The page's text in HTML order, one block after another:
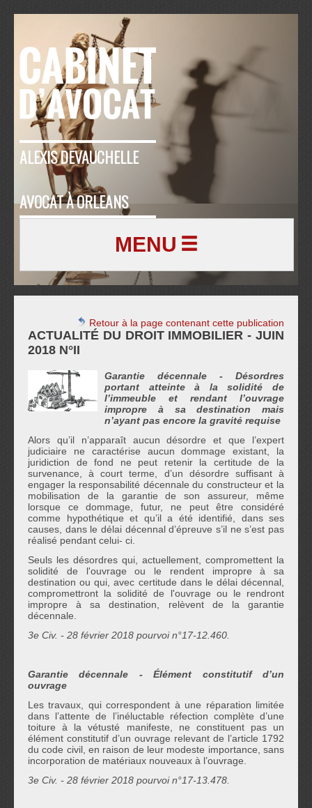
ALEXIS DEVAUCHELLE
AVOCAT À ORLEANS
MENU
Retour à la page contenant cette publication
ACTUALITÉ DU DROIT IMMOBILIER - JUIN
2018 N°II
Garantie décennale - Désordres
portant atteinte à la solidité de
l’immeuble et rendant l’ouvrage
impropre à sa destination mais
n’ayant pas encore la gravité requise
Alors qu’il n’apparaît aucun désordre et que l’expert
judiciaire ne caractérise aucun dommage existant, la
juridiction de fond ne peut retenir la certitude de la
survenance, à court terme, d’un désordre suffisant à
engager la responsabilité décennale du constructeur et la
mobilisation de la garantie de son assureur, même
lorsque ce dommage, futur, ne peut être considéré
comme hypothétique et qu’il a été identifié, dans ses
causes, dans le délai décennal d’épreuve s’il ne s’est pas
réalisé pendant celui- ci.
Seuls les désordres qui, actuellement, compromettent la
solidité de l'ouvrage ou le rendent impropre à sa
destination ou qui, avec certitude dans le délai décennal,
compromettront la solidité de l'ouvrage ou le rendront
impropre à sa destination, relèvent de la garantie
décennale.
3e Civ. - 28 février 2018 pourvoi n°17-12.460.
Garantie décennale - Élément constitutif d’un
ouvrage
Les travaux, qui correspondent à une réparation limitée
dans l’attente de l’inéluctable réfection complète d’une
toiture à la vétusté manifeste, ne constituent pas un
élément constitutif d’un ouvrage relevant de l’article 1792
du code civil, en raison de leur modeste importance, sans
incorporation de matériaux nouveaux à l’ouvrage.
3e Civ. - 28 février 2018 pourvoi n°17-13.478.